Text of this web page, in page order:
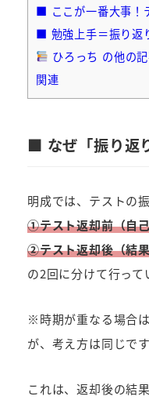
■ ここが一番大事！
■ 勉強上手＝振り返
ひろっち の他の
関連
■ なぜ「振り返
明成では、テストの
①テスト返却前（自
②テスト返却後（結
の2回に分けて行って
※時期が重なる場合
が、考え方は同じです
これは、返却後の結